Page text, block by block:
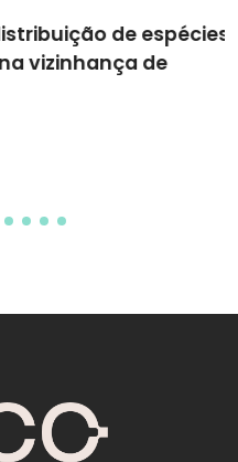
de espécies
vizinhança de